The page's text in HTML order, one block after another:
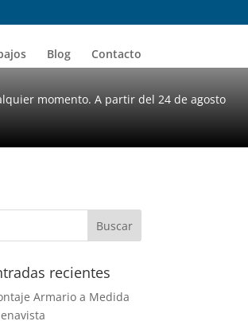
momento. A partir del 24 de agosto
Blog Contacto
recientes
Armario a Medida